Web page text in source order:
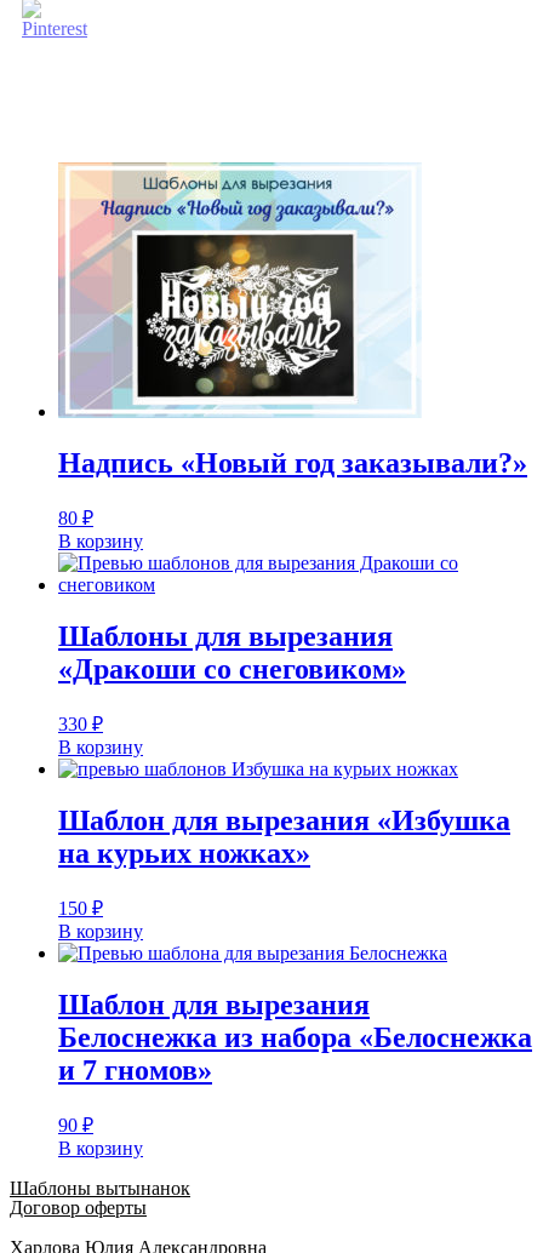
Надпись «Новый год заказывали?»
80 ₽
В корзину
Шаблоны для вырезания
«Дракоши со снеговиком»
330 ₽
В корзину
Шаблон для вырезания «Избушка
на курьих ножках»
150 ₽
В корзину
Шаблон для вырезания
Белоснежка из набора «Белоснежка
и 7 гномов»
90 ₽
В корзину
Шаблоны вытынанок
Договор оферты
Харлова Юлия Александровна